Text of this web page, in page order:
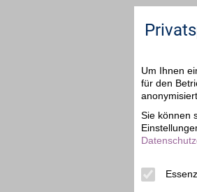
Um Ihnen
für den
Sie können